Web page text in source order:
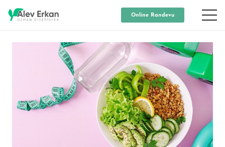
Online Randevu